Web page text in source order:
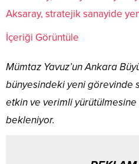
Aksaray, stratejik sanayide
İçeriği Görüntüle
Mümtaz Yavuz’un Ankara
bünyesindeki yeni görevinde
etkin ve verimli yürütülmesine
bekleniyor.